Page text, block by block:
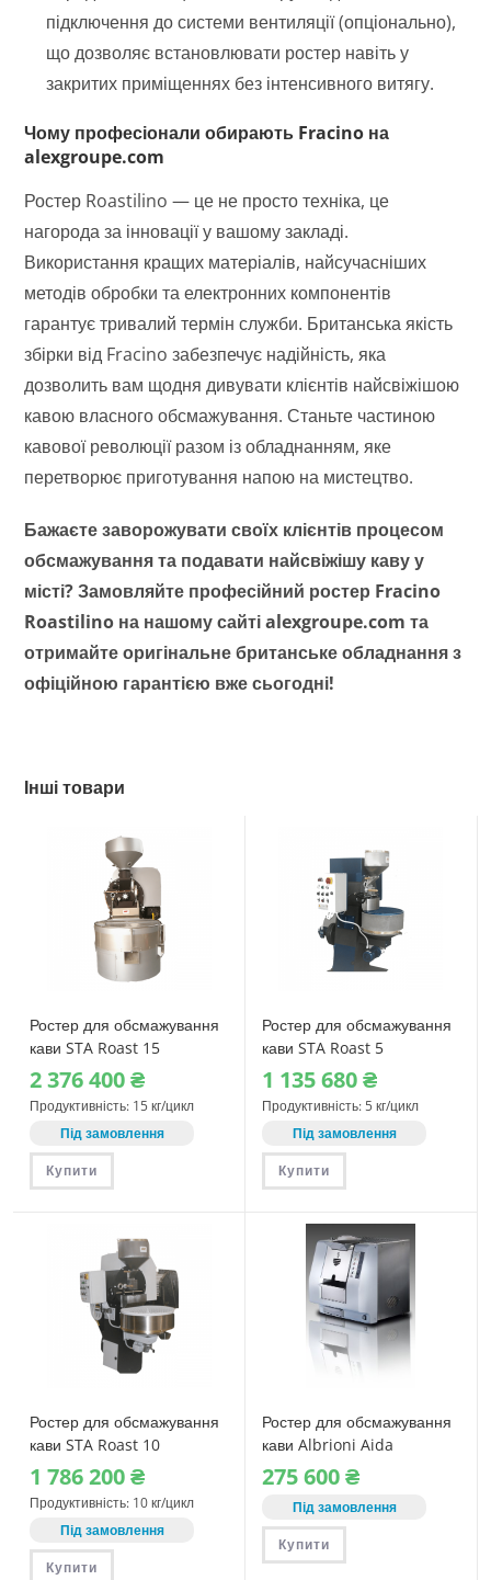
підключення до системи вентиляції (опціонально),
що дозволяє встановлювати ростер навіть у
закритих приміщеннях без інтенсивного витягу.
Чому професіонали обирають Fracino на
alexgroupe.com
Ростер Roastilino — це не просто техніка, це
нагорода за інновації у вашому закладі.
Використання кращих матеріалів, найсучасніших
методів обробки та електронних компонентів
гарантує тривалий термін служби. Британська якість
збірки від Fracino забезпечує надійність, яка
дозволить вам щодня дивувати клієнтів найсвіжішою
кавою власного обсмажування. Станьте частиною
кавової революції разом із обладнанням, яке
перетворює приготування напою на мистецтво.
Бажаєте заворожувати своїх клієнтів процесом
обсмажування та подавати найсвіжішу каву у
місті? Замовляйте професійний ростер Fracino
Roastilino на нашому сайті alexgroupe.com та
отримайте оригінальне британське обладнання з
офіційною гарантією вже сьогодні!
Інші товари
Ростер для обсмажування
кави STA Roast 15
2‎ 376‎ 400₴
Продуктивність: 15 кг/цикл
Під замовлення
Купити
Ростер для обсмажування
кави STA Roast 5
1‎ 135‎ 680₴
Продуктивність: 5 кг/цикл
Під замовлення
Купити
Ростер для обсмажування
кави STA Roast 10
1‎ 786‎ 200₴
Продуктивність: 10 кг/цикл
Під замовлення
Купити
Ростер для обсмажування
кави Albrioni Aida
275‎ 600₴
Під замовлення
Купити